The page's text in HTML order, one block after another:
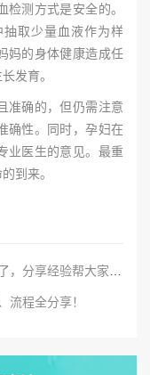
测方式是安全的。
取少量血液作为样
妈的身体健康造成任
发育。
确的，但仍需注意
确性。同时，孕妇在
业医生的意见。最重
到来。
流程全分享！